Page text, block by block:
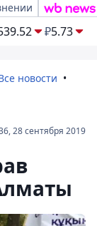
₽5.73
новости
28 сентября 2019